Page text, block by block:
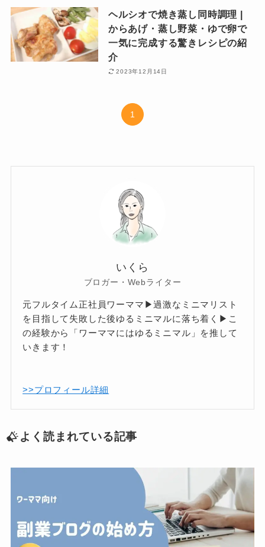
ヘルシオで焼き蒸し同時調理 |
からあげ・蒸し野菜・ゆで卵で
一気に完成する驚きレシピの紹
介
2023年12月14日
1
いくら
ブロガー・Webライター
元フルタイム正社員ワーママ▶過激なミニマリスト
を目指して失敗した後ゆるミニマルに落ち着く▶こ
の経験から「ワーママにはゆるミニマル」を推して
いきます！
>>プロフィール詳細
よく読まれている記事